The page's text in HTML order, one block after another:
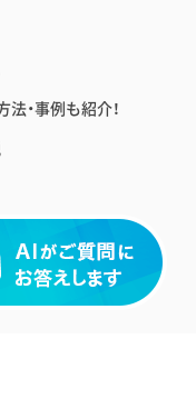
・事例も紹介！
©Ｓｋｙ株式会社